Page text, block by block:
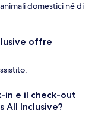
domestici né di
offre
in e il check-out
All Inclusive?